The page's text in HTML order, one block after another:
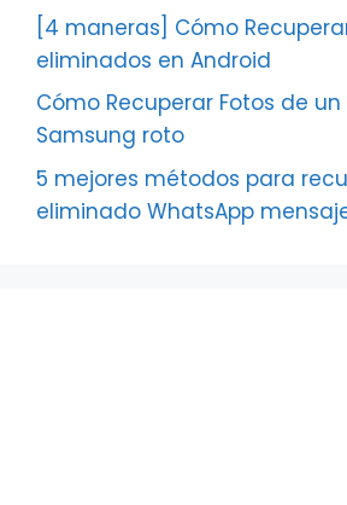
[4 maneras] Cómo
eliminados en Android
Cómo Recuperar Fotos de
Samsung roto
5 mejores métodos para
eliminado WhatsApp